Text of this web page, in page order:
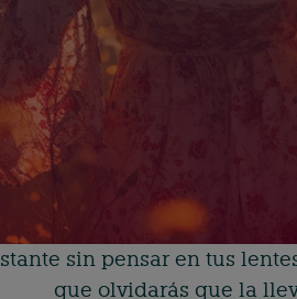
sin pensar en tus
que olvidarás que la